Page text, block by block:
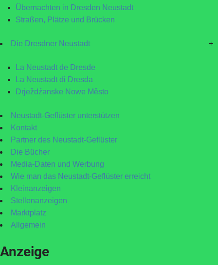
Übernachten in Dresden Neustadt
Straßen, Plätze und Brücken
Die Dresdner Neustadt +
La Neustadt de Dresde
La Neustadt di Dresda
Drježdźanske Nowe Město
Neustadt-Geflüster unterstützen
Kontakt
Partner des Neustadt-Geflüster
Die Bücher
Media-Daten und Werbung
Wie man das Neustadt-Geflüster erreicht
Kleinanzeigen
Stellenanzeigen
Marktplatz
Allgemein
Anzeige